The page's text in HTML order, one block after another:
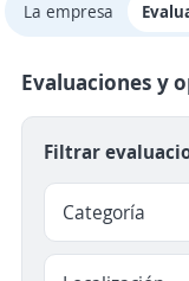
La empresa
Evaluaciones y
Filtrar